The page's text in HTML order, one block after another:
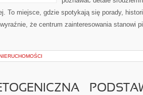
To miejsce, gdzie spotykają się porady,
że centrum zainteresowania stanowi
–